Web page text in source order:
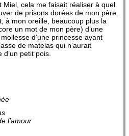
Miel, cela me faisait réaliser à quel
de prisons dorées de mon père.
à mon oreille, beaucoup plus la
un mot de mon père) d’une
d’une princesse ayant
de matelas qui n’aurait
petit pois.
l’amour